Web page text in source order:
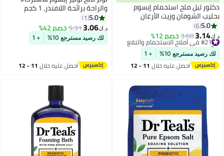
دكتور تيل ملح استحمام إبسوم
بحليب الشوفان وزيت الأرغان
1.36كيلوجرام5.0
6
د.ك‏3.14
3.60خصم 12% #21 في أملاح الاستحمام والنقع
تم بيع +10 مؤخرًا
#21 في أملاح الاستحمام والنقع
لك رصيد مسترجع 10% + 1
احصل عليه خلال 11 - 12
والراحة برائحة اللافندر، 1 كجم
5.0
1
د.ك‏3.06
5.31خصم 42%
لك رصيد مسترجع 10% + 1
احصل عليه خلال 11 - 12